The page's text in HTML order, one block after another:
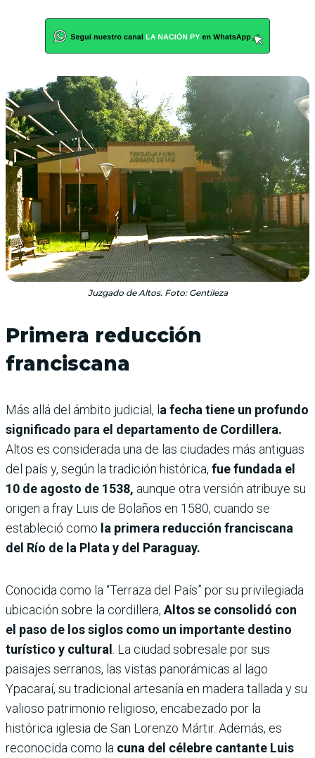
Juzgado de Altos. Foto: Gentileza
Primera reducción
franciscana
Más allá del ámbito judicial, l a fecha tiene un profundo
significado para el departamento de Cordillera.
Altos es considerada una de las ciudades más antiguas
del país y, según la tradición histórica, fue fundada el
10 de agosto de 1538, aunque otra versión atribuye su
origen a fray Luis de Bolaños en 1580, cuando se
estableció como la primera reducción franciscana
del Río de la Plata y del Paraguay.
Conocida como la “Terraza del País” por su privilegiada
ubicación sobre la cordillera, Altos se consolidó con
el paso de los siglos como un importante destino
turístico y cultural . La ciudad sobresale por sus
paisajes serranos, las vistas panorámicas al lago
Ypacaraí, su tradicional artesanía en madera tallada y su
valioso patrimonio religioso, encabezado por la
histórica iglesia de San Lorenzo Mártir. Además, es
reconocida como la cuna del célebre cantante Luis